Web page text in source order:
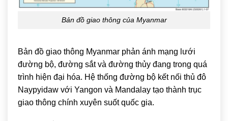
Bản đồ giao thông của Myanmar
Bản đồ giao thông Myanmar phản ánh mạng lưới
đường bộ, đường sắt và đường thủy đang trong quá
trình hiện đại hóa. Hệ thống đường bộ kết nối thủ đô
Naypyidaw với Yangon và Mandalay tạo thành trục
giao thông chính xuyên suốt quốc gia.